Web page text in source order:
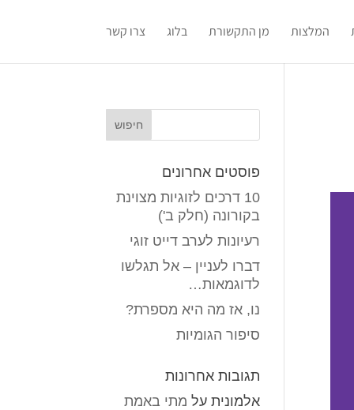
המלצות מן התקשורת בלוג צרו קשר
פוסטים אחרונים
10 דרכים לזוגיות מצוינת
בקורונה (חלק ב')
רעיונות לערב דייט זוגי
דברו לעניין – אל תגלשו
לדוגמאות…
נו, אז מה היא מספרת?
סיפור הגומיות
תגובות אחרונות
אלמונית על מתי באמת